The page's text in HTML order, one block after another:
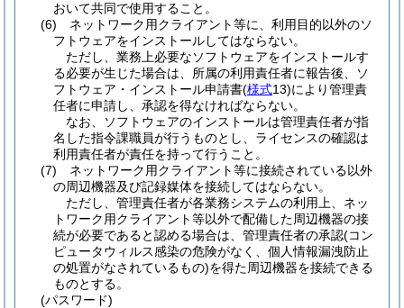
おいて共同で使用すること。
(6)
ネットワーク用クライアント等に、利用目的以外のソ
フトウェアをインストールしてはならない。
ただし、業務上必要なソフトウェアをインストールす
る必要が生じた場合は、所属の利用責任者に報告後、ソ
フトウェア・インストール申請書(様式13)により管理責
任者に申請し、承認を得なければならない。
なお、ソフトウェアのインストールは管理責任者が指
名した指令課職員が行うものとし、ライセンスの確認は
利用責任者が責任を持って行うこと。
(7)
ネットワーク用クライアント等に接続されている以外
の周辺機器及び記録媒体を接続してはならない。
ただし、管理責任者が各業務システムの利用上、ネッ
トワーク用クライアント等以外で配備した周辺機器の接
続が必要であると認める場合は、管理責任者の承認(コン
ピュータウィルス感染の危険がなく、個人情報漏洩防止
の処置がなされているもの)を得た周辺機器を接続できる
ものとする。
(パスワード)